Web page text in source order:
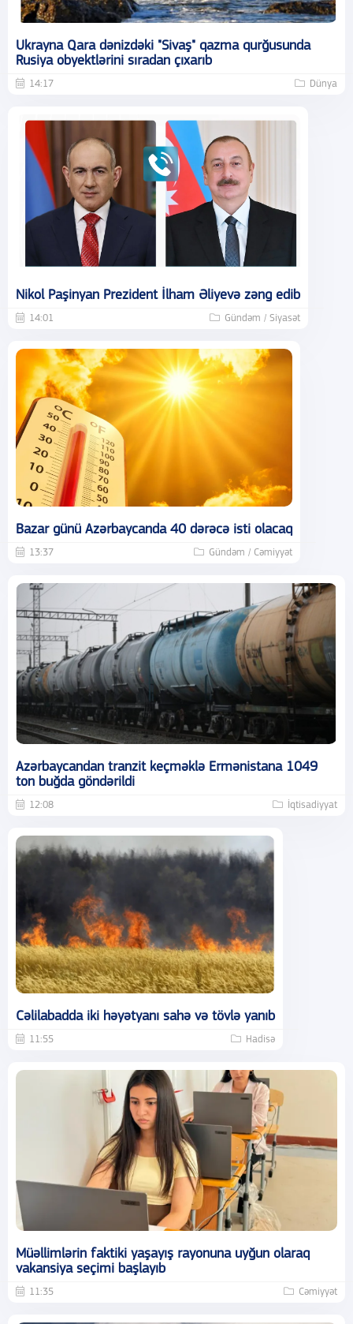
Ukrayna Qara dənizdəki "Sivaş" qazma qurğusunda
Rusiya obyektlərini sıradan çıxarıb
14:17 Dünya
Nikol Paşinyan Prezident İlham Əliyevə zəng edib
14:01 Gündəm / Siyasət
Bazar günü Azərbaycanda 40 dərəcə isti olacaq
13:37 Gündəm / Cəmiyyət
Azərbaycandan tranzit keçməklə Ermənistana 1049
ton buğda göndərildi
12:08 İqtisadiyyat
Cəlilabadda iki həyətyanı sahə və tövlə yanıb
11:55 Hadisə
Müəllimlərin faktiki yaşayış rayonuna uyğun olaraq
vakansiya seçimi başlayıb
11:35 Cəmiyyət